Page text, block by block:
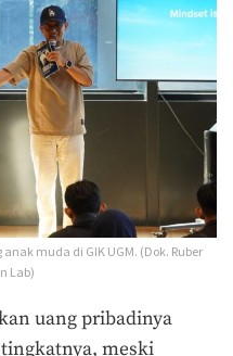
muda di GIK UGM. (Dok. Ruber
Lab)
uang pribadinya
meski